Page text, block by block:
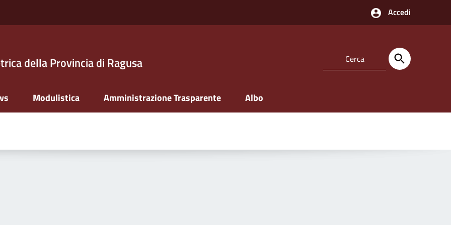
Accedi
della Provincia di Ragusa
Modulistica Amministrazione Trasparente Albo